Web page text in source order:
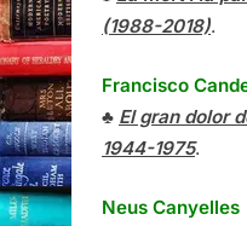
(1988-2018).
Francisco
♣ El gran dolor
1944-1975.
Neus Canyelles